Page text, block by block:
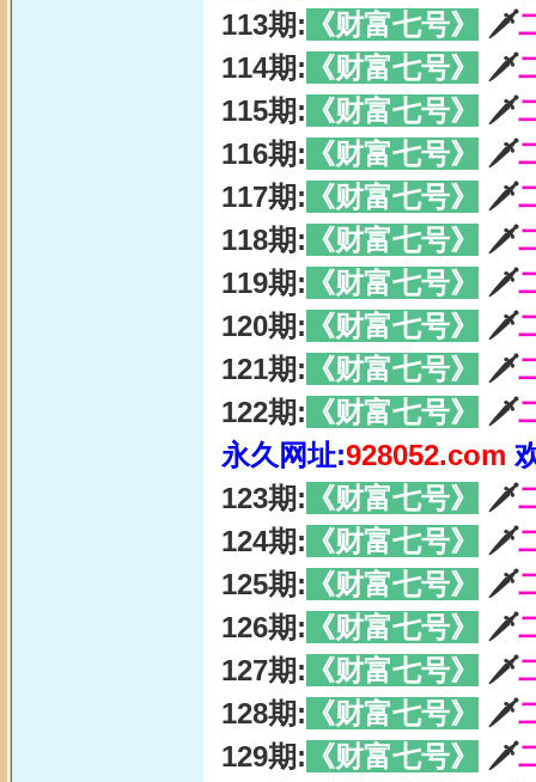
113期: 《财富七号》 🗡
114期: 《财富七号》 🗡
115期: 《财富七号》 🗡
116期: 《财富七号》 🗡
117期: 《财富七号》 🗡
118期: 《财富七号》 🗡
119期: 《财富七号》 🗡
120期: 《财富七号》 🗡
121期: 《财富七号》 🗡
122期: 《财富七号》 🗡
永久网址:928052.com
123期: 《财富七号》 🗡
124期: 《财富七号》 🗡
125期: 《财富七号》 🗡
126期: 《财富七号》 🗡
127期: 《财富七号》 🗡
128期: 《财富七号》 🗡
129期: 《财富七号》 🗡